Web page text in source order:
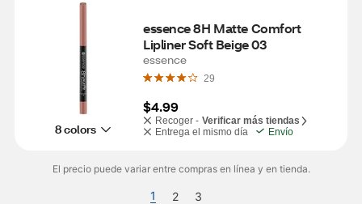
8 colors
essence 8H Matte Comfort
Lipliner Soft Beige 03
essence
29
$4.99
Recoger - Verificar más tiendas
Entrega el mismo día
Envío
El precio puede variar entre compras en línea y en tienda.
1 2 3